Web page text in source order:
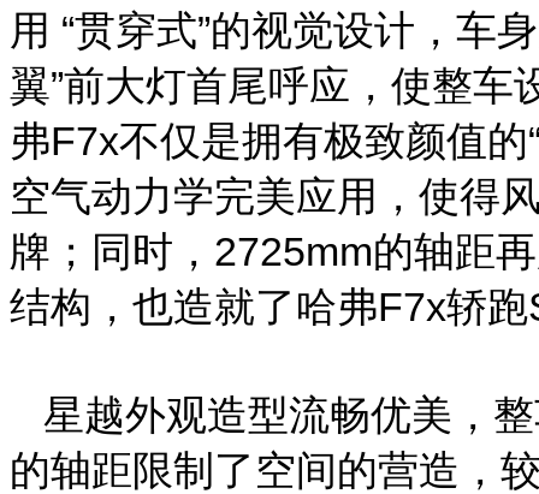
用 “贯穿式”的视觉设计，车
翼”前大灯首尾呼应，使整
弗F7x不仅是拥有极致颜值
空气动力学完美应用，使得
牌；同时，2725mm的轴距
结构，也造就了哈弗F7x轿
星越外观造型流畅优美，
的轴距限制了空间的营造，